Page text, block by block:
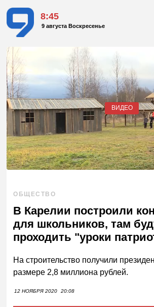
8:45
9 августа Воскресенье
ВИДЕО
ОБЩЕСТВО
В Карелии построили
для школьников, там
проходить "уроки
На строительство получили
размере 2,8 миллиона рублей.
12 НОЯБРЯ 2020 20:08